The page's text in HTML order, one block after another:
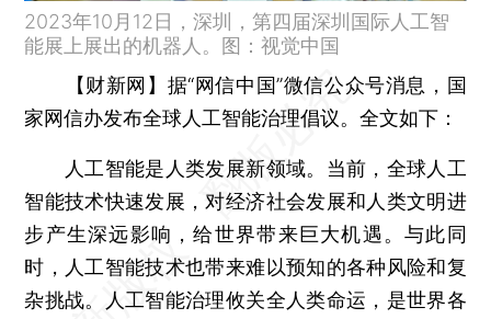
2023年10月12日，深圳，第四届深圳国际人工智
能展上展出的机器人。图：视觉中国
【财新网】 据“网信中国”微信公众号消息，国
家网信办发布全球人工智能治理倡议。全文如下：
人工智能是人类发展新领域。当前，全球人工
智能技术快速发展，对经济社会发展和人类文明进
步产生深远影响，给世界带来巨大机遇。与此同
时，人工智能技术也带来难以预知的各种风险和复
杂挑战。人工智能治理攸关全人类命运，是世界各